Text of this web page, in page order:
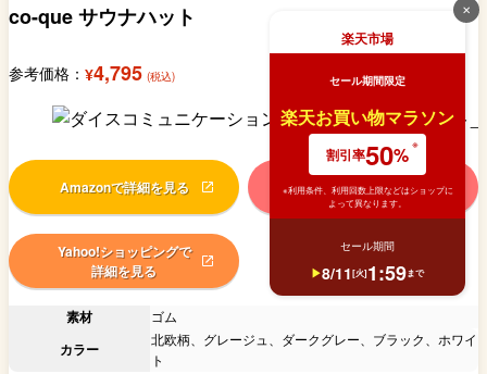
co-que サウナハット
参考価格： ¥4,795 (税込)
Amazonで詳細を見る 楽天市場で詳細を見る
Yahoo!ショッピングで
詳細を見る
素材 ゴム
カラー
北欧柄、グレージュ、ダークグレー、ブラック、ホワイ
ト
✕
楽天市場
セール期間限定
楽天お買い物マラソン
割引率50%
※利用条件、利用回数上限などはショップに
よって異なります。
セール期間
8/11[火]1:59まで